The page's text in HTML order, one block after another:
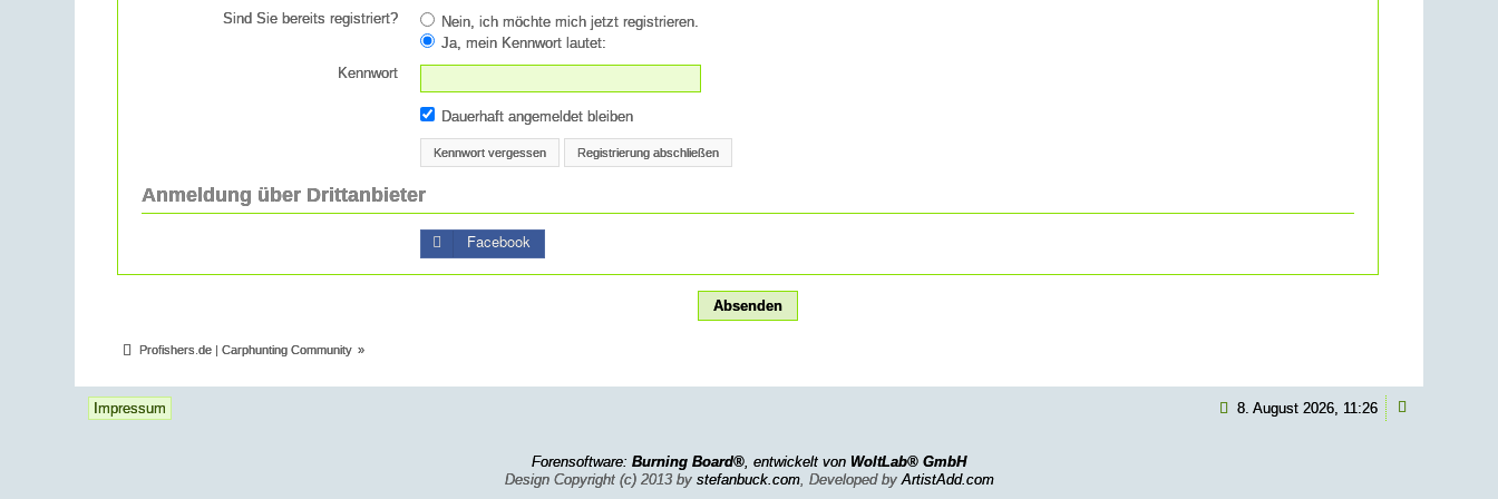
Sind Sie bereits registriert?
Nein, ich möchte mich jetzt registrieren.
Ja, mein Kennwort lautet:
Kennwort
Dauerhaft angemeldet bleiben
Kennwort vergessen Registrierung abschließen
Anmeldung über Drittanbieter
Facebook
Profishers.de | Carphunting Community »
Impressum 8. August 2026, 11:26
Forensoftware: Burning Board®, entwickelt von WoltLab® GmbH
Design Copyright (c) 2013 by stefanbuck.com, Developed byArtistAdd.com